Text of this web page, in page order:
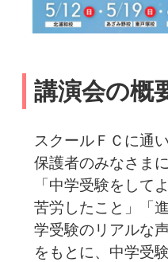
講演会の概
スクールＦＣに通
保護者のみなさま
「中学受験をして
苦労したこと」「
学受験のリアルな
をもとに、中学受